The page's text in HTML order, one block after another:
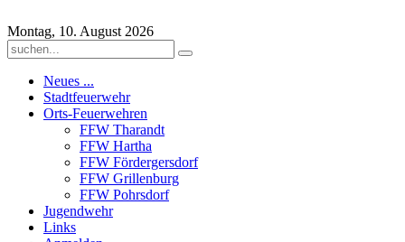
Montag, 10. August 2026
Neues ...
Stadtfeuerwehr
Orts-Feuerwehren
FFW Tharandt
FFW Hartha
FFW Fördergersdorf
FFW Grillenburg
FFW Pohrsdorf
Jugendwehr
Links